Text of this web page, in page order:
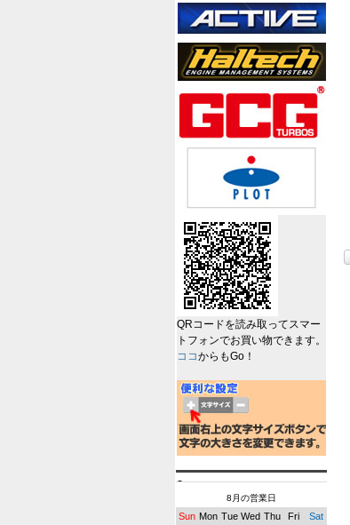
QRコードを読み取ってスマー
トフォンでお買い物できます。
ココからもGo！
8月の営業日
Sun Mon Tue Wed Thu Fri Sat